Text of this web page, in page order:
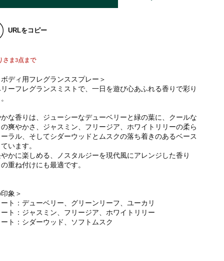
URLをコピー
さま3点まで
ディ用フレグランススプレー＞
ーフレグランスミストで、一日を遊び心あふれる香りで彩り
な香りは、ジューシーなデューベリーと緑の葉に、クールな
爽やかさ、ジャスミン、フリージア、ホワイトリリーの柔ら
ラル、そしてシダーウッドとムスクの落ち着きのあるベース
います。
かに楽しめる、ノスタルジーを現代風にアレンジした香り
重ね付けにも最適です。
象＞
ト：デューベリー、グリーンリーフ、ユーカリ
ト：ジャスミン、フリージア、ホワイトリリー
ト：シダーウッド、ソフトムスク